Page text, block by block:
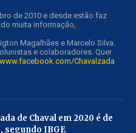
de 2010 e desde estão faz
muita informação,
Magalhães e Marcelo Silva.
e colaboradores. Quer
www.facebook.com/Chavalzada
de Chaval em 2020 é de
segundo IBGE